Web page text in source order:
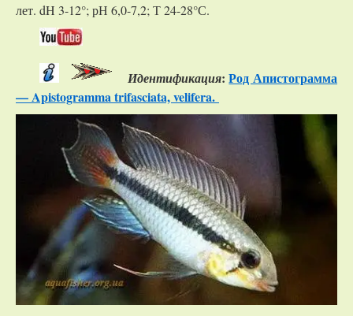
лет. dH 3-12°; рН 6,0-7,2; Т 24-28°С.
Идентификация:Род Апистограмма
— Apistogramma trifasciata, velifera.